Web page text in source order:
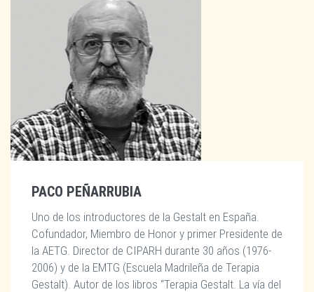
PACO PEÑARRUBIA
Uno de los introductores de la Gestalt en España.
Cofundador, Miembro de Honor y primer Presidente de
la AETG. Director de CIPARH durante 30 años (1976-
2006) y de la EMTG (Escuela Madrileña de Terapia
Gestalt). Autor de los libros “Terapia Gestalt. La vía del